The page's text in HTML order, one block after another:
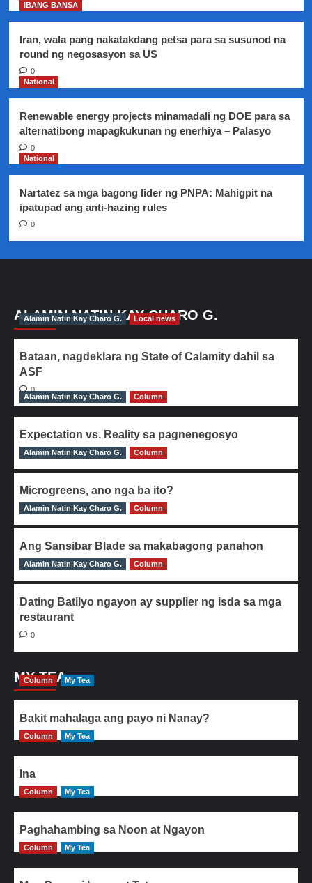
IBANG BANSA
Iran, wala pang nakatakdang petsa para sa susunod na
round ng negosasyon sa US
0
National
Renewable energy projects minamadali ng DOE para sa
alternatibong mapagkukunan ng enerhiya – Palasyo
0
National
Nartatez sa mga bagong lider ng PNPA: Mahigpit na
ipatupad ang anti-hazing rules
0
ALAMIN NATIN KAY CHARO G.
Alamin Natin Kay Charo G. Local news
Bataan, nagdeklara ng State of Calamity dahil sa
ASF
0
Alamin Natin Kay Charo G.
Column
Expectation vs. Reality sa pagnenegosyo
0
Alamin Natin Kay Charo G. Column
Microgreens, ano nga ba ito?
0
Alamin Natin Kay Charo G. Column
Ang Sansibar Blade sa makabagong panahon
0
Alamin Natin Kay Charo G. Column
Dating Batilyo ngayon ay supplier ng isda sa mga
restaurant
0
MY TEA
Column My Tea
Bakit mahalaga ang payo ni Nanay?
Column My Tea
Ina
Column My Tea
Paghahambing sa Noon at Ngayon
Column My Tea